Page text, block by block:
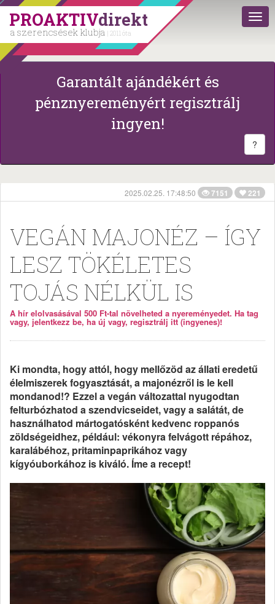
PROAKTIVdirekt
a szerencsések klubja | 2011 óta
Garantált ajándékért és
pénznyereményért regisztrálj
ingyen!
?
2025.02.25. 17:48:50 7151 221
VEGÁN MAJONÉZ – ÍGY
LESZ TÖKÉLETES
TOJÁS NÉLKÜL IS
A hír elolvasásával 500 Ft-tal növelheted a nyereményedet. Ha tag
vagy, jelentkezz be, ha új vagy, regisztrálj itt (ingyenes)!
Ki mondta, hogy attól, hogy mellőzöd az állati eredetű
élelmiszerek fogyasztását, a majonézről is le kell
mondanod!? Ezzel a vegán változattal nyugodtan
felturbózhatod a szendvicseidet, vagy a salátát, de
használhatod mártogatósként kedvenc roppanós
zöldségeidhez, például: vékonyra felvágott répához,
karalábéhoz, pritaminpaprikához vagy
kígyóuborkához is kiváló. Íme a recept!